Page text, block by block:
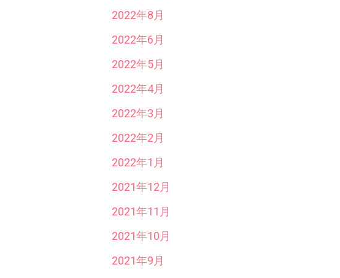
2022年8月
2022年6月
2022年5月
2022年4月
2022年3月
2022年2月
2022年1月
2021年12月
2021年11月
2021年10月
2021年9月